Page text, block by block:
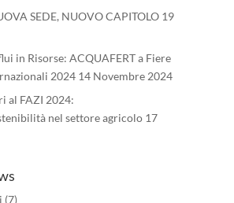
SEDE, NUOVO CAPITOLO 19
in Risorse: ACQUAFERT a Fiere
2024 14 Novembre 2024
al FAZI 2024:
nel settore agricolo 17
(7)